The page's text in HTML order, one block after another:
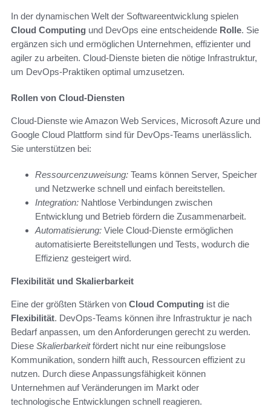
In der dynamischen Welt der Softwareentwicklung spielen
Cloud Computing und DevOps eine entscheidende Rolle. Sie
ergänzen sich und ermöglichen Unternehmen, effizienter und
agiler zu arbeiten. Cloud-Dienste bieten die nötige Infrastruktur,
um DevOps-Praktiken optimal umzusetzen.
Rollen von Cloud-Diensten
Cloud-Dienste wie Amazon Web Services, Microsoft Azure und
Google Cloud Plattform sind für DevOps-Teams unerlässlich.
Sie unterstützen bei:
Ressourcenzuweisung: Teams können Server, Speicher
und Netzwerke schnell und einfach bereitstellen.
Integration: Nahtlose Verbindungen zwischen
Entwicklung und Betrieb fördern die Zusammenarbeit.
Automatisierung: Viele Cloud-Dienste ermöglichen
automatisierte Bereitstellungen und Tests, wodurch die
Effizienz gesteigert wird.
Flexibilität und Skalierbarkeit
Eine der größten Stärken von Cloud Computing ist die
Flexibilität. DevOps-Teams können ihre Infrastruktur je nach
Bedarf anpassen, um den Anforderungen gerecht zu werden.
Diese Skalierbarkeitfördert nicht nur eine reibungslose
Kommunikation, sondern hilft auch, Ressourcen effizient zu
nutzen. Durch diese Anpassungsfähigkeit können
Unternehmen auf Veränderungen im Markt oder
technologische Entwicklungen schnell reagieren.